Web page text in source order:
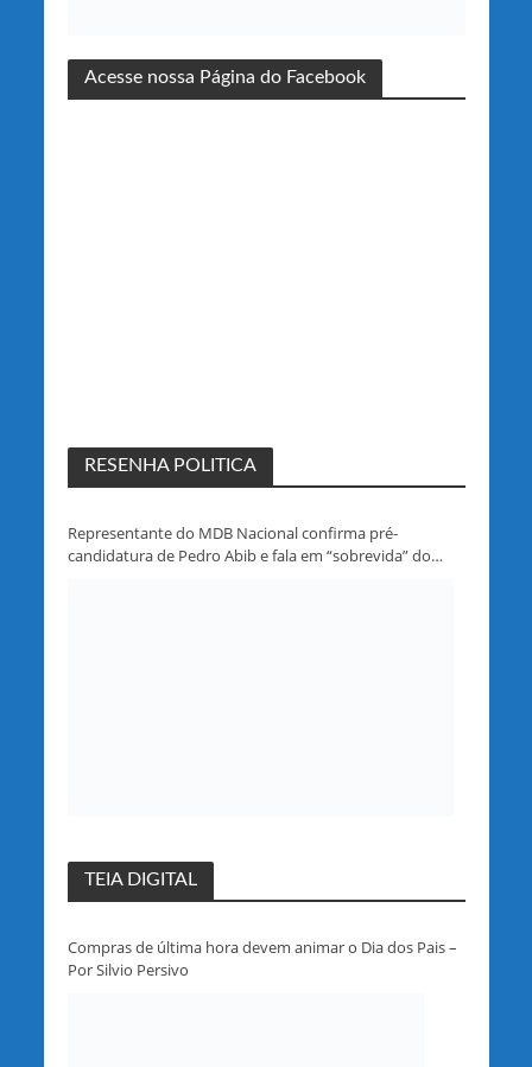
Acesse nossa Página do Facebook
RESENHA POLITICA
Representante do MDB Nacional confirma pré-
candidatura de Pedro Abib e fala em “sobrevida” do
TEIA DIGITAL
Compras de última hora devem animar o Dia dos Pais –
Por Silvio Persivo